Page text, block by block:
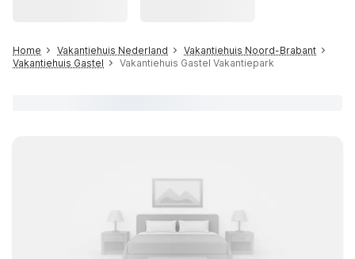
Home Vakantiehuis Nederland
Vakantiehuis Noord-Brabant
Vakantiehuis Gastel
Vakantiehuis Gastel Vakantiepark